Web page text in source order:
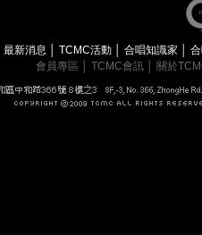
最新消息 TCMC活動 合唱知識家
會員專區
TCMC會訊 關於